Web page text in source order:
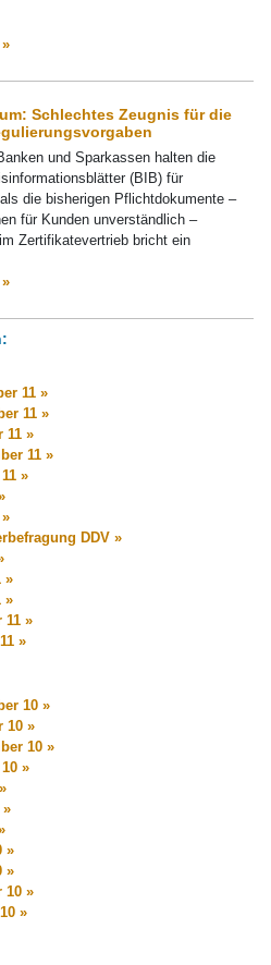
Schlechtes Zeugnis für die
und Sparkassen halten die
(BIB) für
die bisherigen Pflichtdokumente –
für Kunden unverständlich –
Zertifikatevertrieb bricht ein
11 »
11 »
11 »
11 »
»
DDV »
»
»
11 »
»
10 »
10 »
10 »
»
»
»
»
10 »
»